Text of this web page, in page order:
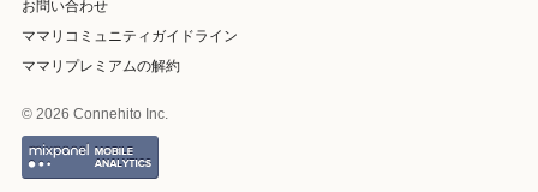
お問い合わせ
ママリコミュニティガイドライン
ママリプレミアムの解約
© 2026 Connehito Inc.